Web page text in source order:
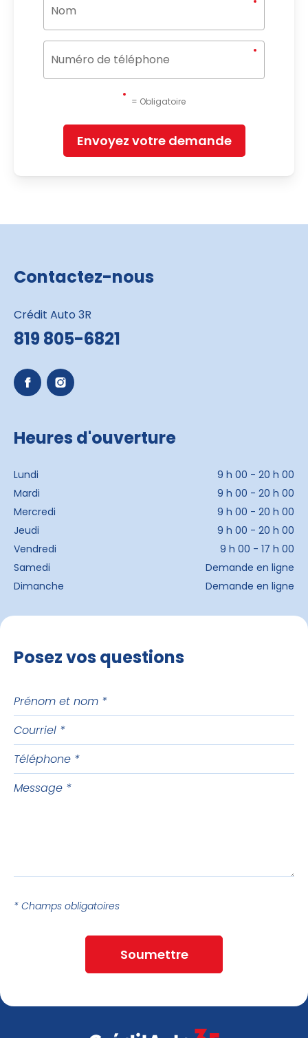
= Obligatoire
Envoyez votre demande
Contactez-nous
Crédit Auto 3R
819 805-6821
Heures d'ouverture
Lundi
9 h 00 - 20 h 00
Mardi
9 h 00 - 20 h 00
Mercredi
9 h 00 - 20 h 00
Jeudi
9 h 00 - 20 h 00
Vendredi
9 h 00 - 17 h 00
Samedi
Demande en ligne
Dimanche
Demande en ligne
Posez vos questions
Prénom
nom
Courriel
Téléphone
Message
* Champs obligatoires
Soumettre